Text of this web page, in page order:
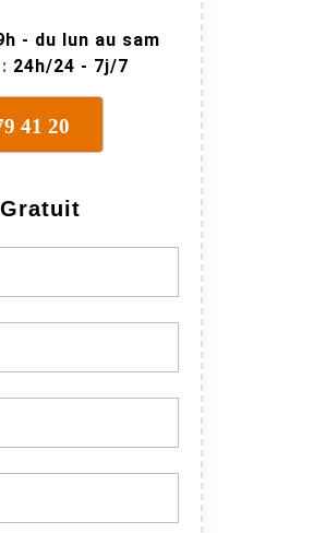
- du lun au sam
24h/24 - 7j/7
41 20